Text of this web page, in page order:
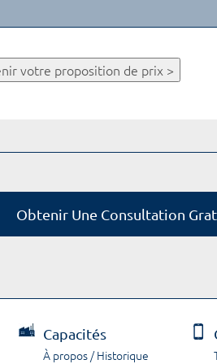
votre proposition de prix >
Obtenir Une Consultation
Capacités
À propos / Historique